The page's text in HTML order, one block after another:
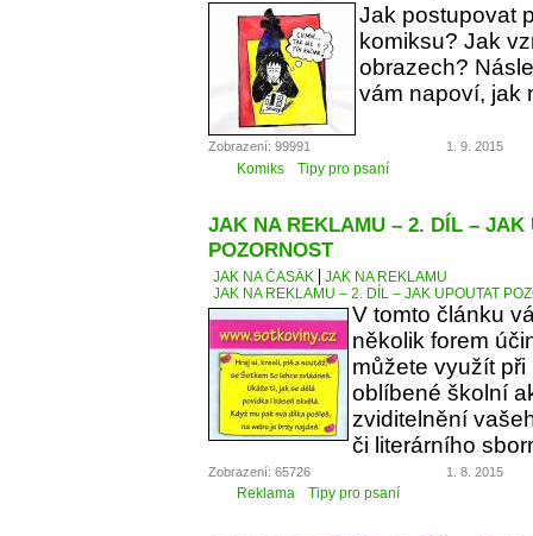
Jak postupovat
komiksu? Jak
obrazech?
vám napoví, jak
Zobrazení: 99991 1. 9. 2015
Komiks Tipy pro psaní
JAK NA REKLAMU – 2. DÍL – JAK
POZORNOST
JAK NA ČASÁK
JAK NA REKLAMU
JAK NA REKLAMU – 2. DÍL – JAK UPOUTAT
V tomto článku
několik forem
můžete využít
oblíbené školní
zviditelnění
či literárního
Zobrazení: 65726 1. 8. 2015
Reklama Tipy pro psaní